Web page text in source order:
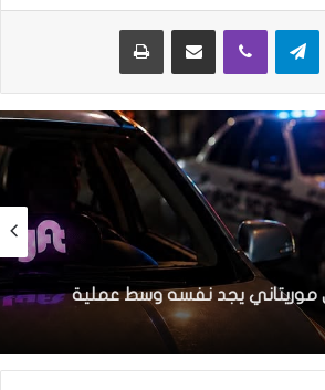
تيلقرام ڤايبر مشاركة عبر البريد طباعة
موريتاني يجد نفسه وسط عملية